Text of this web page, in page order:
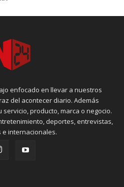
enfocado en llevar a nuestros
del acontecer diario. Además
producto, marca o negocio.
deportes, entrevistas,
e internacionales.